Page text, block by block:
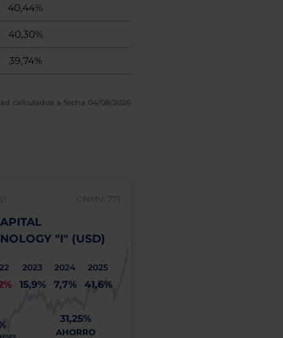
40,44%
40,30%
39,74%
calculados a fecha 04/08/2026
CNMV: 771
"I" (USD)
2023
15,9%
2024
7,7%
2025
41,6%
31,25%
AHORRO